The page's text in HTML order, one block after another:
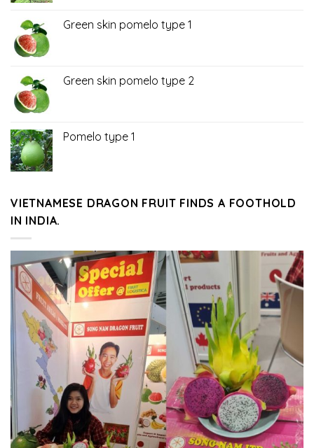
Green skin pomelo type 1
Green skin pomelo type 2
Pomelo type 1
VIETNAMESE DRAGON FRUIT FINDS A FOOTHOLD
IN INDIA.